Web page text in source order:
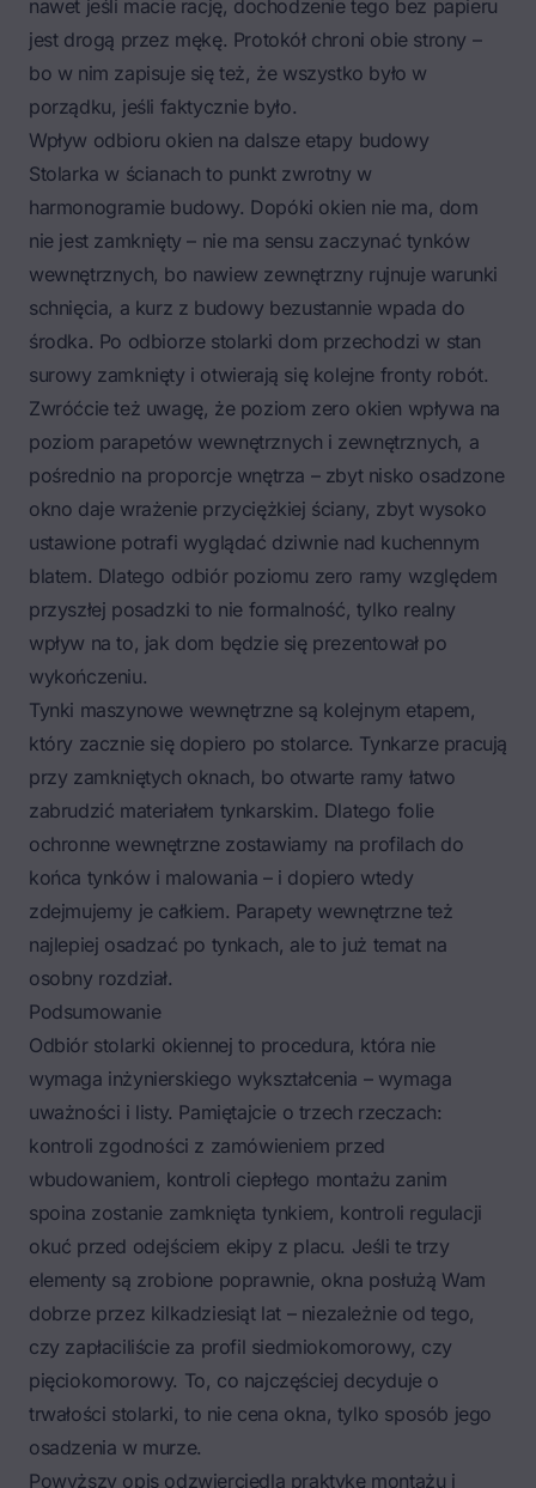
nawet jeśli macie rację, dochodzenie tego bez papieru
jest drogą przez mękę. Protokół chroni obie strony –
bo w nim zapisuje się też, że wszystko było w
porządku, jeśli faktycznie było.
Wpływ odbioru okien na dalsze etapy budowy
Stolarka w ścianach to punkt zwrotny w
harmonogramie budowy. Dopóki okien nie ma, dom
nie jest zamknięty – nie ma sensu zaczynać tynków
wewnętrznych, bo nawiew zewnętrzny rujnuje warunki
schnięcia, a kurz z budowy bezustannie wpada do
środka. Po odbiorze stolarki dom przechodzi w stan
surowy zamknięty i otwierają się kolejne fronty robót.
Zwróćcie też uwagę, że poziom zero okien wpływa na
poziom parapetów wewnętrznych i zewnętrznych, a
pośrednio na proporcje wnętrza – zbyt nisko osadzone
okno daje wrażenie przyciężkiej ściany, zbyt wysoko
ustawione potrafi wyglądać dziwnie nad kuchennym
blatem. Dlatego odbiór poziomu zero ramy względem
przyszłej posadzki to nie formalność, tylko realny
wpływ na to, jak dom będzie się prezentował po
wykończeniu.
Tynki maszynowe wewnętrzne są kolejnym etapem,
który zacznie się dopiero po stolarce. Tynkarze pracują
przy zamkniętych oknach, bo otwarte ramy łatwo
zabrudzić materiałem tynkarskim. Dlatego folie
ochronne wewnętrzne zostawiamy na profilach do
końca tynków i malowania – i dopiero wtedy
zdejmujemy je całkiem. Parapety wewnętrzne też
najlepiej osadzać po tynkach, ale to już temat na
osobny rozdział.
Podsumowanie
Odbiór stolarki okiennej to procedura, która nie
wymaga inżynierskiego wykształcenia – wymaga
uważności i listy. Pamiętajcie o trzech rzeczach:
kontroli zgodności z zamówieniem przed
wbudowaniem, kontroli ciepłego montażu zanim
spoina zostanie zamknięta tynkiem, kontroli regulacji
okuć przed odejściem ekipy z placu. Jeśli te trzy
elementy są zrobione poprawnie, okna posłużą Wam
dobrze przez kilkadziesiąt lat – niezależnie od tego,
czy zapłaciliście za profil siedmiokomorowy, czy
pięciokomorowy. To, co najczęściej decyduje o
trwałości stolarki, to nie cena okna, tylko sposób jego
osadzenia w murze.
Powyższy opis odzwierciedla praktykę montażu i